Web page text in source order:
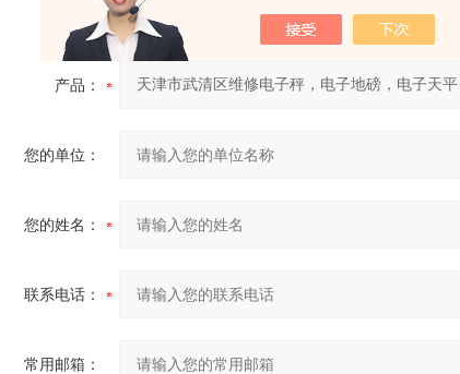
产品：
您的单位：
您的姓名：
联系电话：
常用邮箱：